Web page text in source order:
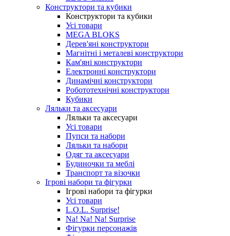
Конструктори та кубики
Конструктори та кубики
Усі товари
MEGA BLOKS
Дерев'яні конструктори
Магнітні і металеві конструктори
Кам'яні конструктори
Електронні конструктори
Динамічні конструктори
Робототехнічні конструктори
Кубики
Ляльки та аксесуари
Ляльки та аксесуари
Усі товари
Пупси та набори
Ляльки та набори
Одяг та аксесуари
Будиночки та меблі
Транспорт та візочки
Ігрові набори та фігурки
Ігрові набори та фігурки
Усі товари
L.O.L. Surprise!
Na! Na! Na! Surprise
Фігурки персонажів